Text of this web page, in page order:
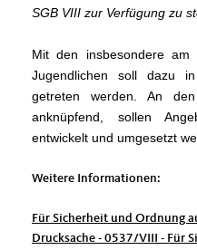
SGB VIII zur Verfügung zu
Mit den insbesondere am
Jugendlichen soll dazu
getreten werden. An
anknüpfend,
sollen
entwickelt und umgesetzt
Weitere Informationen:
Für Sicherheit und Ordnung
Drucksache - 0537/VIII - Für